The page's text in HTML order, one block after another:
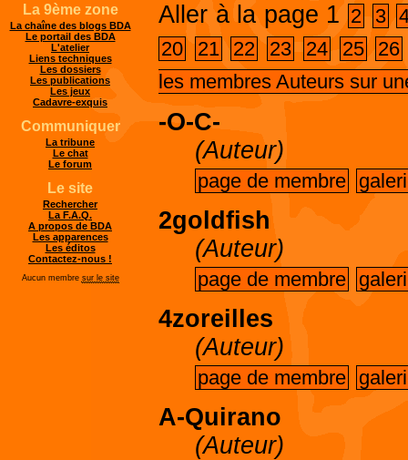
Aller à la page 1 2 3
20
21 22 23 24 25
26
les membres Auteurs sur
-O-C-
(Auteur)
page de membre
2goldfish
(Auteur)
page de membre
4zoreilles
(Auteur)
page de membre
A-Quirano
(Auteur)
La 9ème zone
La chaîne des blogs BDA
Le portail des BDA
L'atelier
Liens techniques
Les dossiers
Les publications
Les jeux
Cadavre-exquis
Communiquer
La tribune
Le chat
Le forum
Le site
Rechercher
La F.A.Q.
A propos de BDA
Les apparences
Les éditos
Contactez-nous !
Aucun membre sur le site